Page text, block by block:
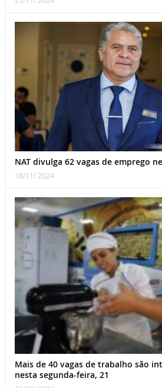
NAT divulga 62 vagas de emprego
18/11/ 2024
Mais de 40 vagas de trabalho são
nesta segunda-feira, 21